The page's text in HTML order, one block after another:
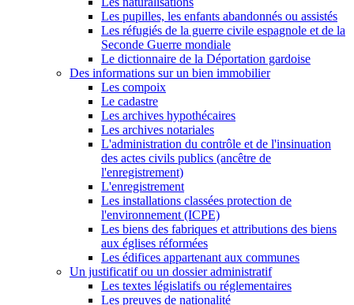
Les pupilles, les enfants abandonnés ou assistés
Les réfugiés de la guerre civile espagnole et de la
Seconde Guerre mondiale
Le dictionnaire de la Déportation gardoise
Des informations sur un bien immobilier
Les compoix
Le cadastre
Les archives hypothécaires
Les archives notariales
L'administration du contrôle et de l'insinuation
des actes civils publics (ancêtre de
l'enregistrement)
L'enregistrement
Les installations classées protection de
l'environnement (ICPE)
Les biens des fabriques et attributions des biens
aux églises réformées
Les édifices appartenant aux communes
Un justificatif ou un dossier administratif
Les textes législatifs ou réglementaires
Les preuves de nationalité